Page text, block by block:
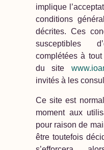
implique
conditions
décrites. Ces
susceptibles
complétées à
du site
invités à les
Ce site est
moment aux
pour raison de
être toutefois